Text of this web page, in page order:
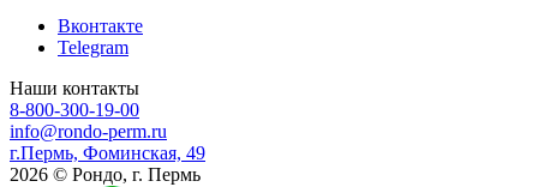
Вконтакте
Telegram
Наши контакты
8-800-300-19-00
info@rondo-perm.ru
г.Пермь, Фоминская, 49
2026 © Рондо, г. Пермь